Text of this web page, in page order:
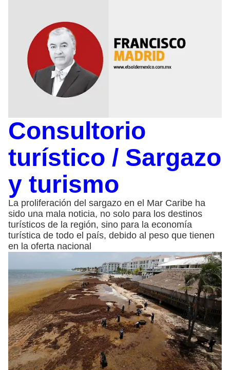
Consultorio
turístico / Sargazo
y turismo
La proliferación del sargazo en el Mar Caribe ha
sido una mala noticia, no solo para los destinos
turísticos de la región, sino para la economía
turística de todo el país, debido al peso que tienen
en la oferta nacional